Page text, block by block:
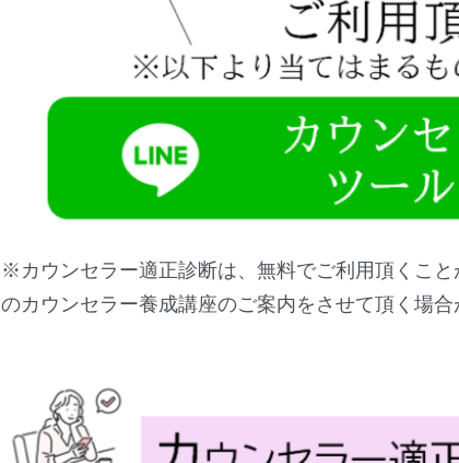
※カウンセラー適正診断は、無料でご利用頂くこ
のカウンセラー養成講座のご案内をさせて頂く場合